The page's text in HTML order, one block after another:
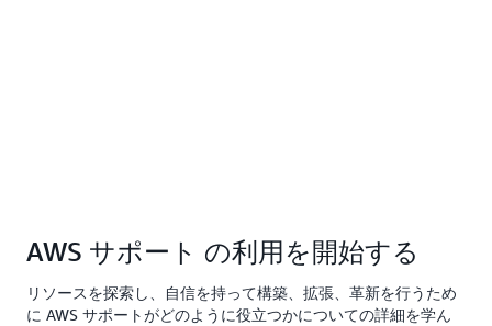
AWS サポート の利用を開始する
リソースを探索し、自信を持って構築、拡張、革新を行うため
に AWS サポートがどのように役立つかについての詳細を学ん